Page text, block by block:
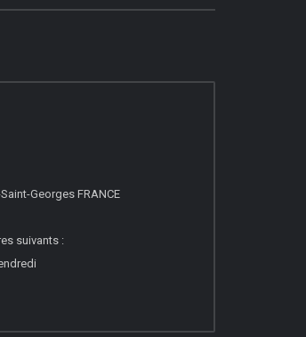
Georges FRANCE
suivants :